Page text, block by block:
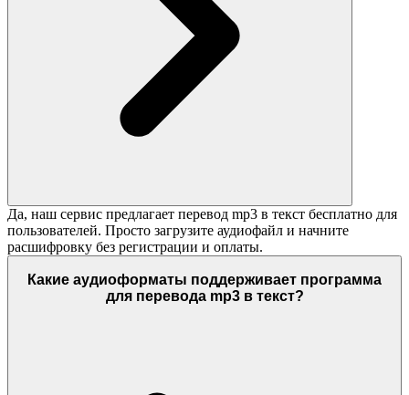
Да, наш сервис предлагает перевод mp3 в текст бесплатно для
пользователей. Просто загрузите аудиофайл и начните
расшифровку без регистрации и оплаты.
Какие аудиоформаты поддерживает программа
для перевода mp3 в текст?